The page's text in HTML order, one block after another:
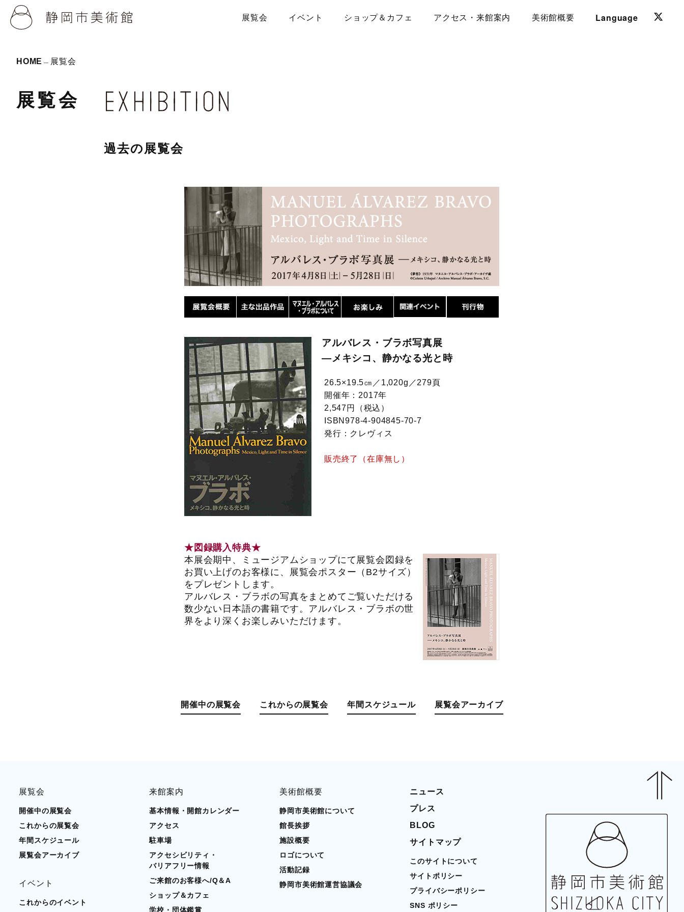
展覧会 イベント ショップ＆カフェ アクセス・来館案内 美術館概要 Language
HOME 展覧会
展覧会
過去の展覧会
アルバレス・ブラボ写真展
―メキシコ、静かなる光と時
26.5×19.5㎝／1,020g／279頁
開催年：2017年
2,547円（税込）
ISBN978-4-904845-70-7
発行：クレヴィス
販売終了（在庫無し）
★図録購入特典★
本展会期中、ミュージアムショップにて展覧会図録を
お買い上げのお客様に、展覧会ポスター（B2サイズ）
をプレゼントします。
アルバレス・ブラボの写真をまとめてご覧いただける
数少ない日本語の書籍です。アルバレス・ブラボの世
界をより深くお楽しみいただけます。
開催中の展覧会 これからの展覧会 年間スケジュール 展覧会アーカイブ
展覧会
開催中の展覧会
これからの展覧会
年間スケジュール
展覧会アーカイブ
イベント
これからのイベント
来館案内
基本情報・開館カレンダー
アクセス
駐車場
アクセシビリティ・
バリアフリー情報
ご来館のお客様へ/Q＆A
ショップ＆カフェ
学校・団体鑑賞
美術館概要
静岡市美術館について
館長挨拶
施設概要
ロゴについて
活動記録
静岡市美術館運営協議会
ニュース
プレス
BLOG
サイトマップ
このサイトについて
サイトポリシー
プライバシーポリシー
SNS ポリシー